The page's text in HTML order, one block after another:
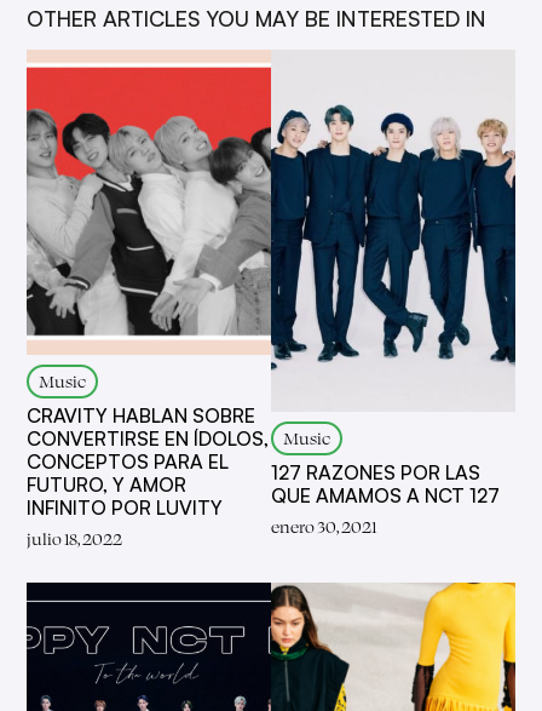
OTHER ARTICLES YOU MAY BE INTERESTED IN
Music
CRAVITY HABLAN SOBRE
CONVERTIRSE EN ÍDOLOS,
CONCEPTOS PARA EL
FUTURO, Y AMOR
INFINITO POR LUVITY
julio 18, 2022
Music
127 RAZONES POR LAS
QUE AMAMOS A NCT 127
enero 30, 2021